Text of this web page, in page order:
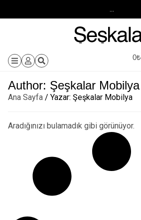
0₺
Author: Şeşkalar Mobilya
Ana Sayfa / Yazar: Şeşkalar Mobilya
Aradığınızı bulamadık gibi görünüyor.